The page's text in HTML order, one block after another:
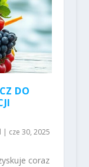
DO
| cze 30, 2025
coraz